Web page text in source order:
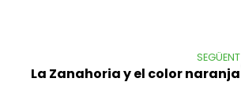
SEGÜENT
La Zanahoria y el color naranja